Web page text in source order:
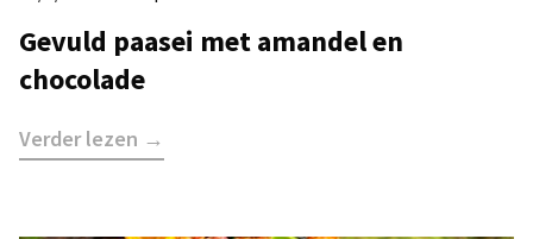
Gevuld paasei met amandel en
chocolade
Verder lezen →